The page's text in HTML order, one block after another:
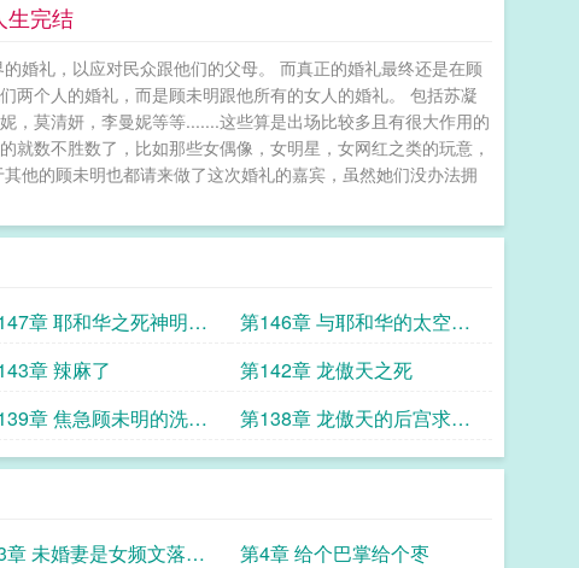
生完结
婚礼，以应对民众跟他们的父母。 而真正的婚礼最终还是在顾
两个人的婚礼，而是顾未明跟他所有的女人的婚礼。 包括苏凝
，莫清妍，李曼妮等等.......这些算是出场比较多且有很大作用的
数不胜数了，比如那些女偶像，女明星，女网红之类的玩意，
他的顾未明也都请来做了这次婚礼的嘉宾，虽然她们没办法拥
章 耶和华之死神明现
第146章 与耶和华的太空大
战
章 辣麻了
第142章 龙傲天之死
章 焦急顾未明的洗脑
求点赞关注打
第138章 龙傲天的后宫求点
赞关注
章 未婚妻是女频文落魄
第4章 给个巴掌给个枣